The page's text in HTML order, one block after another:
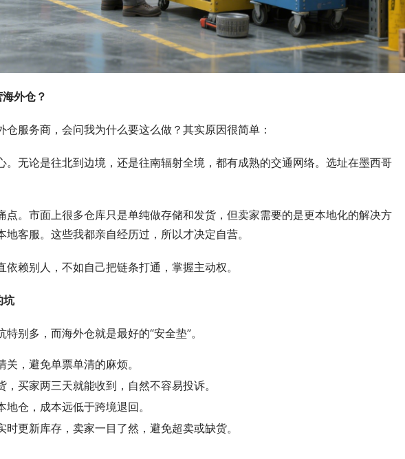
外仓？
服务商，会问我为什么要这么做？其实原因很简单：
。无论是往北到边境，还是往南辐射全境，都有成熟的交通网络。选址在墨西哥
点。市面上很多仓库只是单纯做存储和发货，但卖家需要的是更本地化的解决方
客服。这些我都亲自经历过，所以才决定自营。
赖别人，不如自己把链条打通，掌握主动权。
坑
别多，而海外仓就是最好的“安全垫”。
关，避免单票单清的麻烦。
，买家两三天就能收到，自然不容易投诉。
地仓，成本远低于跨境退回。
时更新库存，卖家一目了然，避免超卖或缺货。